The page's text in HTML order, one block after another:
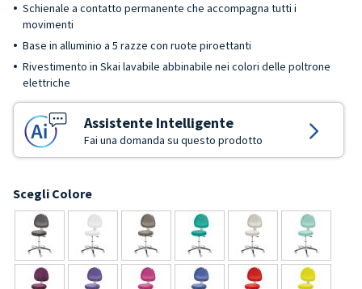
Schienale a contatto permanente che accompagna tutti i
movimenti
Base in alluminio a 5 razze con ruote piroettanti
Rivestimento in Skai lavabile abbinabile nei colori delle poltrone
elettriche
Assistente Intelligente
Fai una domanda su questo prodotto
Scegli Colore